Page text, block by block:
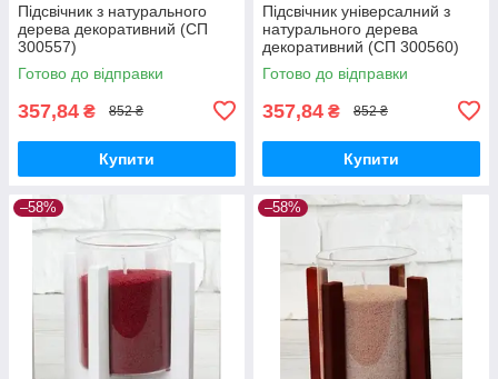
Підсвічник з натурального
дерева декоративний (СП
300557)
Готово до відправки
357,84 ₴ 852 ₴
Купити
Підсвічник універсалний з
натурального дерева
декоративний (СП 300560)
Готово до відправки
357,84 ₴ 852 ₴
Купити
–58% –58%